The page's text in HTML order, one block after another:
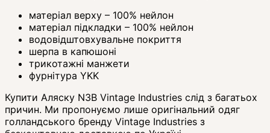
матеріал верху – 100% нейлон
матеріал підкладки – 100% нейлон
водовідштовхувальне покриття
шерпа в капюшоні
трикотажні манжети
фурнітура YKK
Купити Аляску N3B Vintage Industries слід з багатьох
причин. Ми пропонуємо лише оригінальний одяг
голландського бренду Vintage Industries з